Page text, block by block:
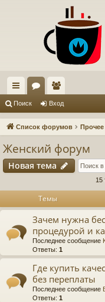
с
ы ум
ол
ьз
ат
ел
и
Поиск Вход
Список форумов Прочее
Женский форум
Новая тема
15
Темы
Зачем нужна
процедурой и
Последнее сообщение
Ответы: 1
Где купить
без переплаты
Последнее сообщение
Ответы: 1